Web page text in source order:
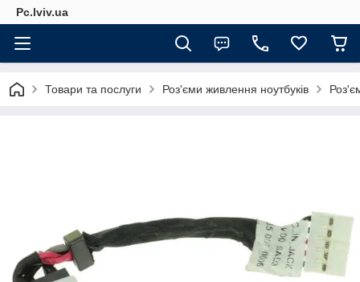
Pc.lviv.ua
Товари та послуги Роз'єми живлення ноутбуків